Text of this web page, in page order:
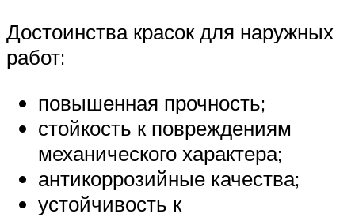
Достоинства красок для наружных
работ:
повышенная прочность;
стойкость к повреждениям
механического характера;
антикоррозийные качества;
устойчивость к